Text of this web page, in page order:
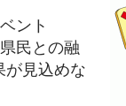
ント
民との融
が見込めな